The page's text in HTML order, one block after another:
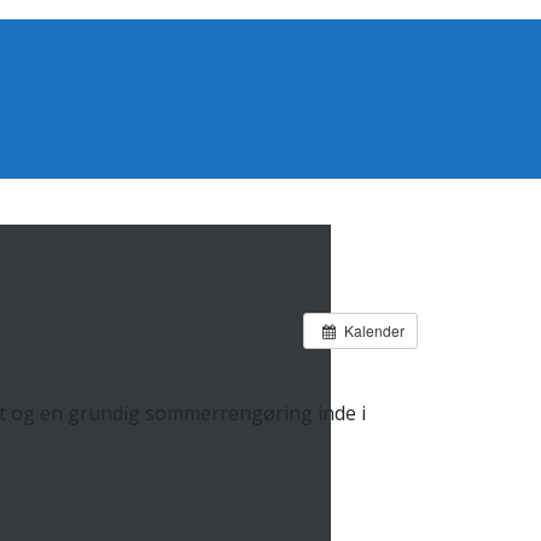
Kalender
og en grundig sommerrengøring inde i